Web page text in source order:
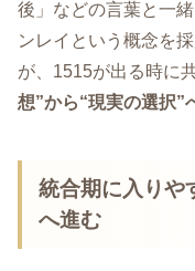
後」などの言葉と一
ンレイという概念を
が、1515が出る時に
想”から“現実の選択”
統合期に入りや
へ進む